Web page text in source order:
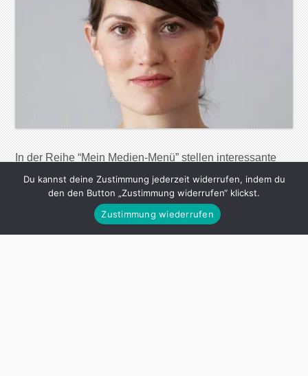
In der Reihe “Mein Medien-Menü” stellen interessante
Menschen ihre Lese-, Seh- und Hörgewohnheiten vor.
Ihre Lieblingsautoren, die wichtigsten Webseiten, tollsten
Magazine, Zeitungen und Radiosendungen – aber auch
Du kannst deine Zustimmung jederzeit widerrufen, indem du
den den Button „Zustimmung widerrufen“ klickst.
Zustimmung wiederrufen